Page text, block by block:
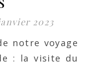
2023
: la visite du